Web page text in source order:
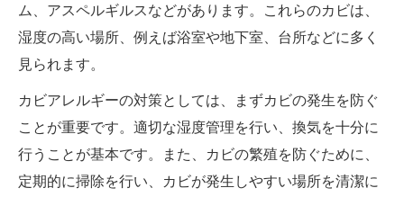
ム、アスペルギルスなどがあります。これらのカビは、
湿度の高い場所、例えば浴室や地下室、台所などに多く
見られます。
カビアレルギーの対策としては、まずカビの発生を防ぐ
ことが重要です。適切な湿度管理を行い、換気を十分に
行うことが基本です。また、カビの繁殖を防ぐために、
定期的に掃除を行い、カビが発生しやすい場所を清潔に